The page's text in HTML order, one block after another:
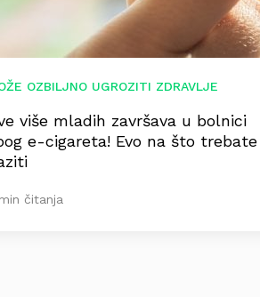
OZBILJNO UGROZITI ZDRAVLJE
više mladih završava u bolnici
e-cigareta! Evo na što trebate
čitanja